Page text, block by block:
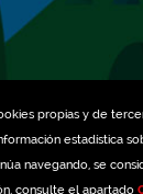
propias y de
estadística
navegando, se
consulte el apartado